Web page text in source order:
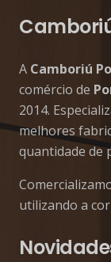
A Camboriú
comércio de
2014.
melhores
quantidade de
utilizando a